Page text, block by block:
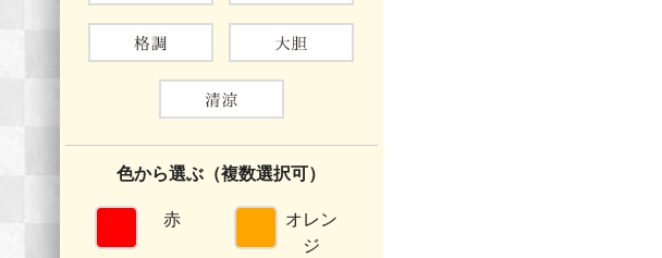
色から選ぶ（複数選択可）
赤
オレン
ジ